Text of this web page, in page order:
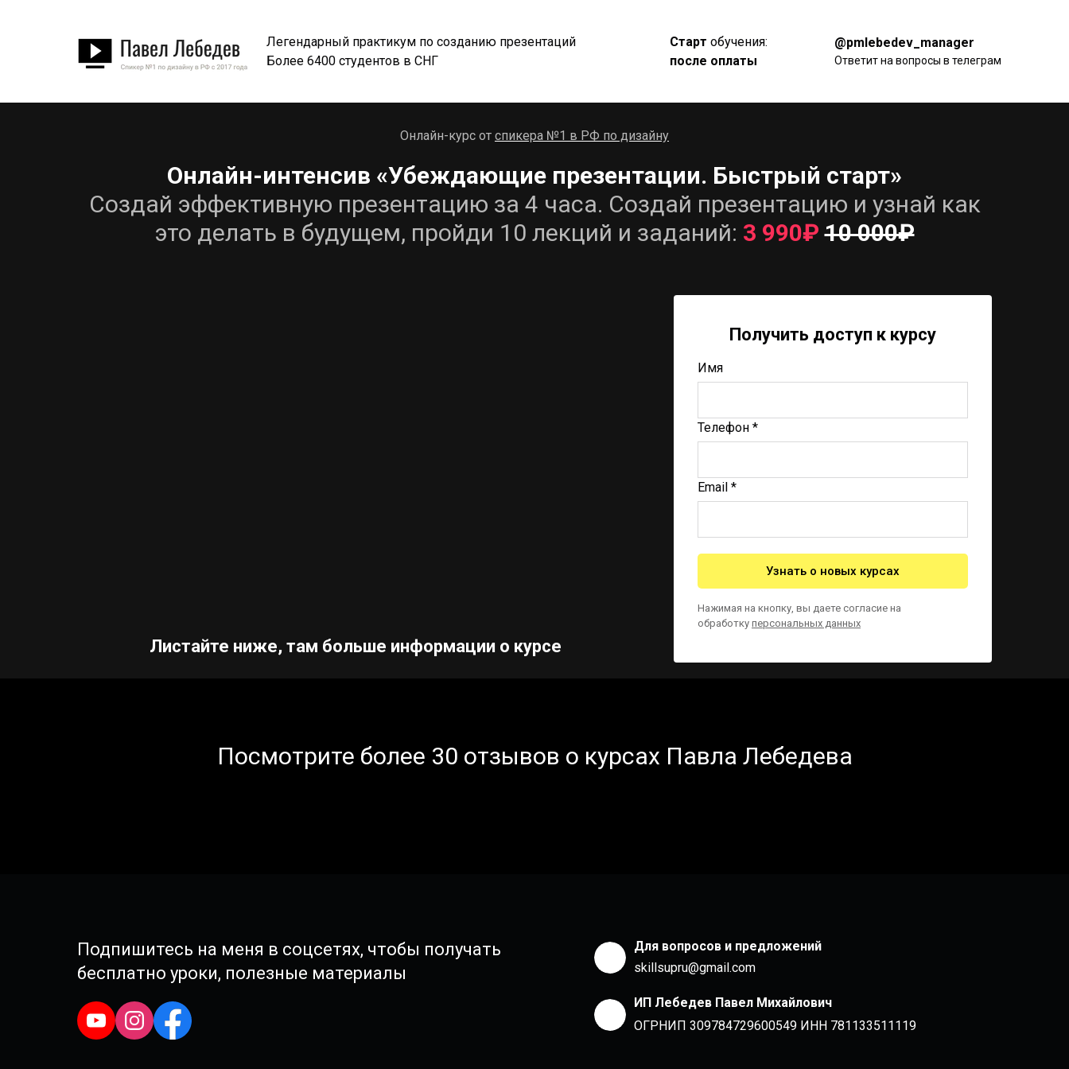
Легендарный практикум по созданию презентаций
Более 6400 студентов в СНГ
Старт обучения:
после оплаты
@pmlebedev_manager
Ответит на вопросы в телеграм
Онлайн-курс от спикера №1 в РФ по дизайну
Онлайн-интенсив «Убеждающие презентации. Быстрый старт»
Создай эффективную презентацию за 4 часа. Создай презентацию и узнай как
это делать в будущем, пройди 10 лекций и заданий: 3 990₽10 000₽
Листайте ниже, там больше информации о курсе
Получить доступ к курсу
Имя
Телефон *
Email *
Узнать о новых курсах
Нажимая на кнопку, вы даете согласие на
обработку персональных данных
Посмотрите более 30 отзывов о курсах Павла Лебедева
Подпишитесь на меня в соцсетях, чтобы получать
бесплатно уроки, полезные материалы
Для вопросов и предложений
skillsupru@gmail.com
ИП Лебедев Павел Михайлович
ОГРНИП 309784729600549 ИНН 781133511119